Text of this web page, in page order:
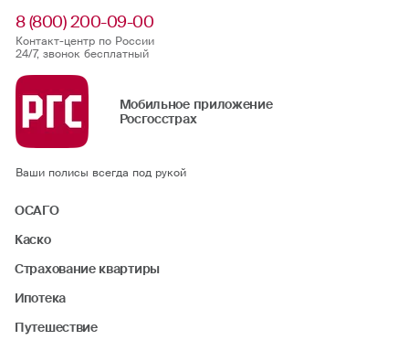
8 (800) 200-09-00
Контакт-центр по России
24/7, звонок бесплатный
Мобильное приложение
Росгосстрах
Ваши полисы всегда под рукой
ОСАГО
Каско
Страхование квартиры
Ипотека
Путешествие